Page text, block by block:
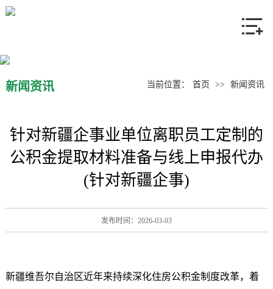
产品中心
联系我们
新闻资讯 当前位置： 首页 >> 新闻资讯
针对新疆企事业单位离职员工定制的
公积金提取材料准备与线上申报代办
(针对新疆企事)
发布时间：2026-03-03
新疆维吾尔自治区近年来持续深化住房公积金制度改革，着